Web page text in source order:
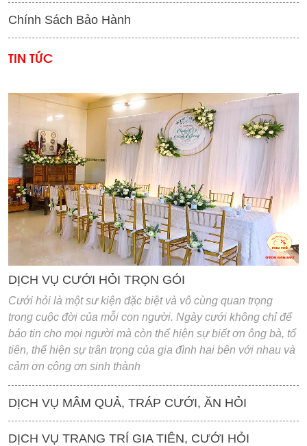
Chính Sách Bảo Hành
TIN TỨC
'
DỊCH VỤ CƯỚI HỎI TRỌN GÓI
Cưới hỏi là một sư kiện đặc biệt và vô cùng quan trọng
trong cuộc đời của mỗi con người. Ngày cưới không chỉ để
báo tin cho mọi người mà còn thể hiện sự biết ơn ông bà, tổ
tiên, thể hiện sự trân trọng của gia đình hai bên với nhau và
cảm ơn công ơn sinh thành
DỊCH VỤ MÂM QUẢ, TRÁP CƯỚI, ĂN HỎI
DỊCH VỤ TRANG TRÍ GIA TIÊN, CƯỚI HỎI